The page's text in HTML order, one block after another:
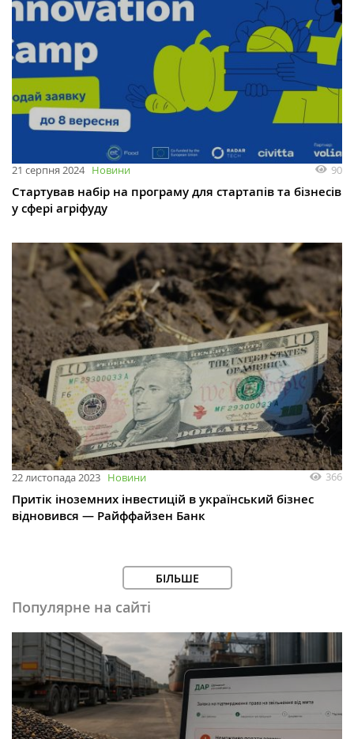
21 серпня 2024 Новини 90
Стартував набір на програму для стартапів та бізнесів
у сфері агріфуду
22 листопада 2023 Новини 366
Притік іноземних інвестицій в український бізнес
відновився — Райффайзен Банк
БІЛЬШЕ
Популярне на сайті